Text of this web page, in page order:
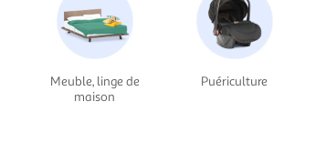
Meuble, linge de
maison
Puériculture